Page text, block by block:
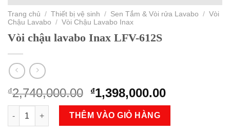
Trang chủ / Thiết bị vệ sinh / Sen Tắm & Vòi rửa Lavabo / Vòi
Chậu Lavabo
/ Vòi Chậu Lavabo Inax
Vòi chậu lavabo Inax LFV-612S
₫2,740,000.00 Original
price
was:
₫2,740,000.00.
₫1,398,000.00Current
price
Vòi chậu lavabo Inax LFV-612S số lượng
THÊM VÀO GIỎ HÀNG